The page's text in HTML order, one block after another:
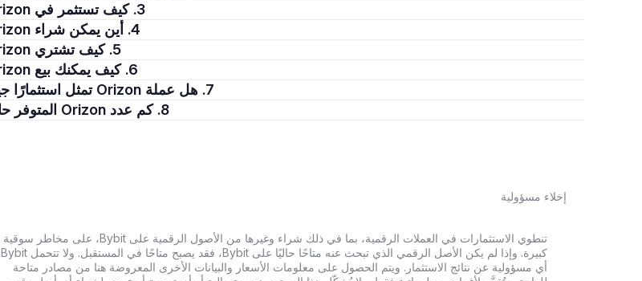
3. كيف تستثمر في Orizon؟
4. أين يمكن شراء Orizon؟
5. كيف تشتري Orizon؟
6. كيف يمكنك بيع Orizon؟
7. هل عملة Orizon تمثل استثمارًا جيدًا؟
8. كم عدد Orizon المتوفر حاليًا؟
إخلاء مسؤولية
تنطوي الاستثمارات في العملات الرقمية، بما في ذلك شراء وغيرها من الأصول الرقمية على Bybit، على مخاطر سوقية
كبيرة. وإذا لم يكن الأصل الرقمي الذي تبحث عنه متاحًا حاليًا على Bybit، فقد يصبح متاحًا في المستقبل. ولا تتحمل Bybit
أي مسؤولية عن نتائج الاستثمار. ويتم الحصول على معلومات الأسعار والبيانات الأخرى المعروضة هنا من مصادر متاحة